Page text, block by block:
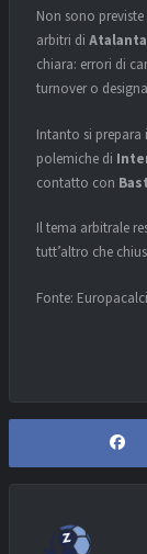
Non sono
arbitri di
chiara: errori di
turnover o
Intanto si prepara
polemiche di
contatto con
Il tema arbitrale
tutt’altro che
Fonte: